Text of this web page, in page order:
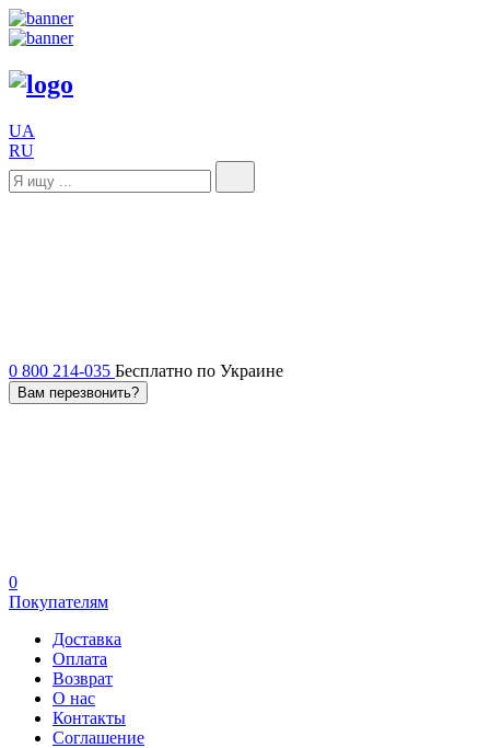
UA
RU
0 800 214-035 Бесплатно по Украине
Вам перезвонить?
0
Покупателям
Доставка
Оплата
Возврат
О нас
Контакты
Соглашение